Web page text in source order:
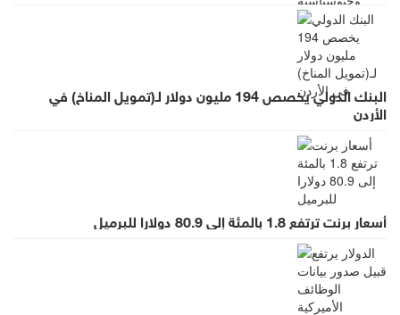
البنك الدولي يخصص 194 مليون دولار لـ(تمويل المناخ) في
الأردن
أسعار برنت ترتفع 1.8 بالمئة إلى 80.9 دولارا للبرميل